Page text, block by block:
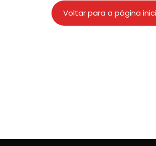
Voltar para a página